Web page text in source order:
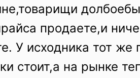
продаете,и
У исходника тот же
стоит,а на рынке